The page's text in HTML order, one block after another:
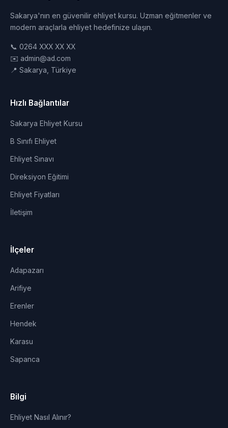
Sakarya'nın en güvenilir ehliyet kursu. Uzman eğitmenler ve
modern araçlarla ehliyet hedefinize ulaşın.
📞 0264 XXX XX XX
✉️ admin@ad.com
📍 Sakarya, Türkiye
Hızlı Bağlantılar
Sakarya Ehliyet Kursu
B Sınıfı Ehliyet
Ehliyet Sınavı
Direksiyon Eğitimi
Ehliyet Fiyatları
İletişim
İlçeler
Adapazarı
Arifiye
Erenler
Hendek
Karasu
Sapanca
Bilgi
Ehliyet Nasıl Alınır?